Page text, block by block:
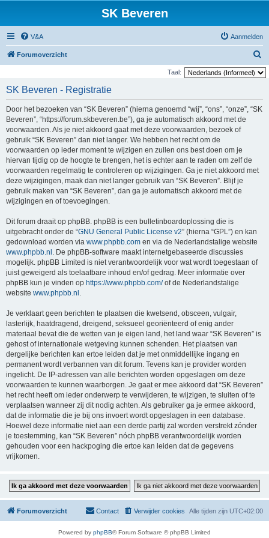
SK Beveren
V&A Aanmelden
Forumoverzicht
o
Taal:
SK Beveren - Registratie
Door het bezoeken van “SK Beveren” (hierna genoemd “wij”, “ons”, “onze”, “SK
Beveren”, “https://forum.skbeveren.be”), ga je automatisch akkoord met de
voorwaarden. Als je niet akkoord gaat met deze voorwaarden, bezoek of
gebruik “SK Beveren” dan niet langer. We hebben het recht om de
voorwaarden op ieder moment te wijzigen en zullen ons best doen om je
hiervan tijdig op de hoogte te brengen, het is echter aan te raden om zelf de
voorwaarden regelmatig te controleren op wijzigingen. Ga je niet akkoord met
deze wijzigingen, maak dan niet langer gebruik van “SK Beveren”. Blijf je
gebruik maken van “SK Beveren”, dan ga je automatisch akkoord met de
wijzigingen en of toevoegingen.
Dit forum draait op phpBB. phpBB is een bulletinboardoplossing die is
uitgebracht onder de “GNU General Public License v2” (hierna “GPL”) en kan
gedownload worden via www.phpbb.com en via de Nederlandstalige website
www.phpbb.nl . De phpBB-software maakt internetgebaseerde discussies
mogelijk. phpBB Limited is niet verantwoordelijk voor wat wordt toegestaan of
juist geweigerd als toelaatbare inhoud en/of gedrag. Meer informatie over
phpBB kun je vinden op https://www.phpbb.com/of de Nederlandstalige
website www.phpbb.nl .
Je verklaart geen berichten te plaatsen die kwetsend, obsceen, vulgair,
lasterlijk, haatdragend, dreigend, seksueel georiënteerd of enig ander
materiaal bevat die de wetten van je eigen land, het land waar “SK Beveren” is
gehost of internationale wetgeving kunnen schenden. Het plaatsen van
dergelijke berichten kan ertoe leiden dat je met onmiddellijke ingang en
permanent wordt verbannen van dit forum. Tevens kan je provider worden
ingelicht. De IP-adressen van alle berichten worden opgeslagen om deze
voorwaarden te kunnen waarborgen. Je gaat er mee akkoord dat “SK Beveren”
het recht heeft om ieder onderwerp te verwijderen, te wijzigen, te sluiten of te
verplaatsen wanneer zij dit nodig achten. Als gebruiker ga je ermee akkoord,
dat de informatie die je bij ons invoert wordt opgeslagen in een database.
Hoewel deze informatie niet aan een derde partij zal worden verstrekt zónder
je toestemming, kan “SK Beveren” nóch phpBB verantwoordelijk worden
gehouden voor een hackpoging die ertoe kan leiden dat de gegevens
vrijkomen.
Forumoverzicht Alle tijden zijn UTC+02:00
Verwijder cookies
Contact
Powered by phpBB® Forum Software © phpBB Limited